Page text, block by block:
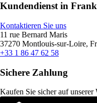
Kundendienst in
Kontaktieren Sie uns
11 rue Bernard Maris
37270 Montlouis-sur-Loire,
+33 1 86 47 62 58
Sichere Zahlung
Kaufen Sie sicher auf unserer